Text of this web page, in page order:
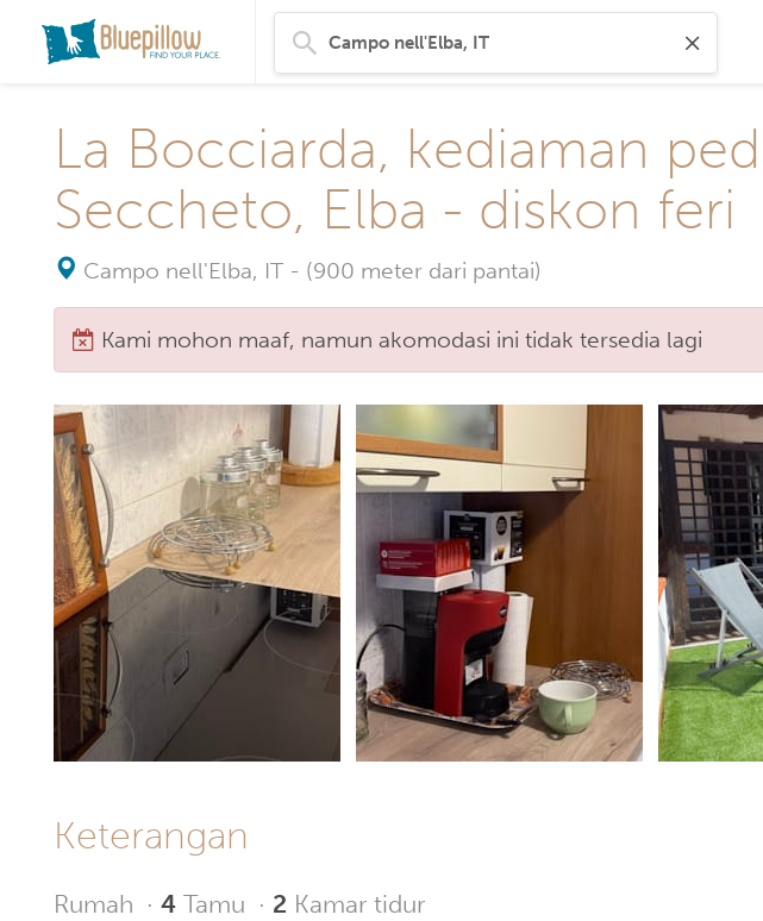
La Bocciarda, kediaman
Seccheto, Elba - diskon feri
Campo nell'Elba, IT - (900 meter dari pantai)
Kami mohon maaf, namun akomodasi ini tidak tersedia lagi
Keterangan
Rumah · 4 Tamu · 2 Kamar tidur